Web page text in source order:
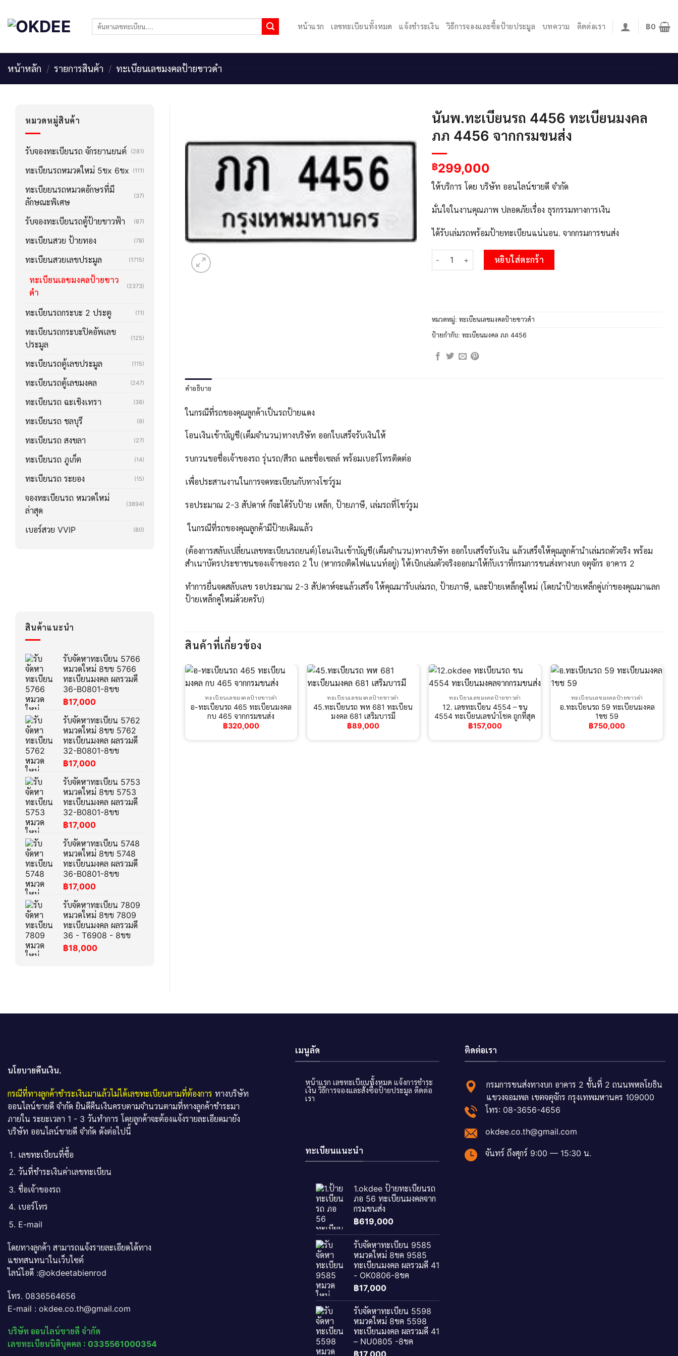
content
ค้นหา: หน้าแรก เลขทะเบียนทั้งหมด แจ้งชำระเงิน วิธีการจองและซื้อป้ายประมูล บทความ ติดต่อเรา ฿0
หน้าหลัก / รายการสินค้า / ทะเบียนเลขมงคลป้ายขาวดำ
หมวดหมู่สินค้า
รับจองทะเบียนรถ จักรยานยนต์ (281)
ทะเบียนรถหมวดใหม่ 5ขx 6ขx (111)
ทะเบียยนรถหมวดอักษรที่มี
ลักษณะพิเศษ
(37)
รับจองทะเบียนรถตู้ป้ายขาวฟ้า (87)
ทะเบียนสวย ป้ายทอง (78)
ทะเบียนสวยเลขประมูล (1715)
ทะเบียนเลขมงคลป้ายขาว
ดำ
(2373)
ทะเบียนรถกระบะ 2 ประตู (11)
ทะเบียนรถกระบะปิคอัพเลข
ประมูล
(125)
ทะเบียนรถตู้เลขประมูล (115)
ทะเบียนรถตู้เลขมงคล (247)
ทะเบียนรถ ฉะเชิงเทรา (38)
ทะเบียนรถ ชลบุรี (9)
ทะเบียนรถ สงขลา (27)
ทะเบียนรถ ภูเก็ต (14)
ทะเบียนรถ ระยอง (15)
จองทะเบียนรถ หมวดใหม่
ล่าสุด
(3894)
เบอร์สวย VVIP (80)
สินค้าแนะนำ
รับจัดหาทะเบียน 5766
หมวดใหม่ 8ขข 5766
ทะเบียนมงคล ผลรวมดี
36-B0801-8ขข
฿17,000
รับจัดหาทะเบียน 5762
หมวดใหม่ 8ขข 5762
ทะเบียนมงคล ผลรวมดี
32-B0801-8ขข
฿17,000
รับจัดหาทะเบียน 5753
หมวดใหม่ 8ขข 5753
ทะเบียนมงคล ผลรวมดี
32-B0801-8ขข
฿17,000
รับจัดหาทะเบียน 5748
หมวดใหม่ 8ขข 5748
ทะเบียนมงคล ผลรวมดี
36-B0801-8ขข
฿17,000
รับจัดหาทะเบียน 7809
หมวดใหม่ 8ขข 7809
ทะเบียนมงคล ผลรวมดี
36 - T6908 - 8ขข
฿18,000
นันพ.ทะเบียนรถ 4456 ทะเบียนมงคล
ภภ 4456 จากกรมขนส่ง
฿299,000
ให้บริการ โดย บริษัท ออนไลน์ขายดี จำกัด
มั่นใจในงานคุณภาพ ปลอดภัยเรื่อง ธุรกรรมทางการเงิน
ได้รับเล่มรถพร้อมป้ายทะเบียนแน่นอน. จากกรมการขนส่ง
จำนวน นันพ.ทะเบียนรถ 4456 ทะเบียนมงคล ภภ 4456 จากกรมขนส่ง ชิ้น
หยิบใส่ตะกร้า
หมวดหมู่: ทะเบียนเลขมงคลป้ายขาวดำ
ป้ายกำกับ: ทะเบียนมงคล ภภ 4456
คำอธิบาย
ในกรณีที่รถของคุณลูกค้าเป็นรถป้ายแดง
โอนเงินเข้าบัญชี(เต็มจำนวน)ทางบริษัท ออกใบเสร็จรับเงินให้
รบกวนขอชื่อเจ้าของรถ รุ่นรถ/สีรถ และชื่อเซลล์ พร้อมเบอร์โทรติดต่อ
เพื่อประสานงานในการจดทะเบียนกับทางโชว์รูม
รอประมาณ 2-3 สัปดาห์ ก็จะได้รับป้าย เหล็ก, ป้ายภาษี, เล่มรถที่โชว์รูม
ในกรณีที่รถของคุณลูกค้ามีป้ายเดิมแล้ว
(ต้องการสลับเปลี่ยนเลขทะเบียนรถยนต์)โอนเงินเข้าบัญชี(เต็มจำนวน)ทางบริษัท ออกใบเสร็จรับเงิน แล้วเสร็จให้คุณลูกค้านำเล่มรถตัวจริง พร้อม
สำเนาบัตรประชาชนของเจ้าของรถ 2 ใบ (หากรถติดไฟแนนท์อยู่) ให้เบิกเล่มตัวจริงออกมาให้กับเราที่กรมการขนส่งทางบก จตุจักร อาคาร 2
ทำการยื่นจดสลับเลข รอประมาณ 2-3 สัปดาห์จะแล้วเสร็จ ให้คุณมารับเล่มรถ, ป้ายภาษี, และป้ายเหล็กคู่ใหม่ (โดยนำป้ายเหล็กคู่เก่าของคุณมาแลก
ป้ายเหล็กคู่ใหม่ด้วยครับ)
สินค้าที่เกี่ยวข้อง
ทะเบียนเลขมงคลป้ายขาวดำ
อ-ทะเบียนรถ 465 ทะเบียนมงคล
กบ 465 จากกรมขนส่ง
฿320,000
ทะเบียนเลขมงคลป้ายขาวดำ
45.ทะเบียนรถ พห 681 ทะเบียน
มงคล 681 เสริมบารมี
฿89,000
ทะเบียนเลขมงคลป้ายขาวดำ
12. เลขทะเบียน 4554 – ขน
4554 ทะเบียนเลขนำโชค ถูกที่สุด
฿157,000
ทะเบียนเลขมงคลป้ายขาวดำ
อ.ทะเบียนรถ 59 ทะเบียนมงคล
1ขช 59
฿750,000
นโยบายคืนเงิน.
กรณีที่ทางลูกค้าชำระเงินมาแล้วไม่ได้เลขทะเบียนตามที่ต้องการ ทางบริษัท
ออนไลน์ขายดี จำกัด ยินดีคืนเงินครบตามจำนวนตามที่ทางลูกค้าชำระมา
ภายใน ระยะเวลา 1 - 3 วันทำการ โดยลูกค้าจะต้องแจ้งรายละเอียดมายัง
บริษัท ออนไลน์ขายดี จำกัด ดังต่อไปนี้
เลขทะเบียนที่ซื้อ
วันที่ชำระเงินค่าเลขทะเบียน
ชื่อเจ้าของรถ
เบอร์โทร
E-mail
โดยทางลูกค้า สามารถแจ้งรายละเอียดได้ทาง
แชทสนทนาในเว็บไซต์
ไลน์ไอดี :@okdeetabienrod
โทร. 0836564656
E-mail : okdee.co.th@gmail.com
บริษัท ออนไลน์ขายดี จำกัด
เลขทะเบียนนิติบุคคล : 0335561000354
เมนูลัด
หน้าแรก เลขทะเบียนทั้งหมด แจ้งการชำระ
เงิน วิธีการจองและสั่งซื้อป้ายประมูล ติดต่อ
เรา
ทะเบียนแนะนำ
1.okdee ป้ายทะเบียนรถ
ภอ 56 ทะเบียนมงคลจาก
กรมขนส่ง
฿619,000
รับจัดหาทะเบียน 9585
หมวดใหม่ 8ขค 9585
ทะเบียนมงคล ผลรวมดี 41
- OK0806-8ขค
฿17,000
รับจัดหาทะเบียน 5598
หมวดใหม่ 8ขค 5598
ทะเบียนมงคล ผลรวมดี 41
– NU0805 -8ขค
ติดต่อเรา
กรมการขนส่งทางบก อาคาร 2 ชั้นที่ 2 ถนนพหลโยธิน
แขวงจอมพล เขตจตุจักร กรุงเทพมหานคร 109000
โทร: 08-3656-4656
okdee.co.th@gmail.com
จันทร์ ถึงศุกร์ 9:00 — 15:30 น.